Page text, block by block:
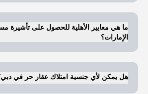
العدل.
ما هي معايير الأهلية للحصول على تأشيرة
الإمارات؟
إذا كان إجمالي استثماره مليون درهم أو أكثر في فى
كحد أقصى.
هل يمكن لأي جنسية امتلاك عقار حر في